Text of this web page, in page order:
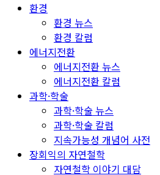
환경
환경 뉴스
환경 칼럼
에너지전환
에너지전환 뉴스
에너지전환 칼럼
과학·학술
과학·학술 뉴스
과학·학술 칼럼
지속가능성 개념어 사전
장회익의 자연철학
자연철학 이야기 대담